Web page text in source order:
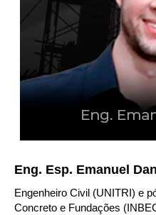
Eng. Esp. Emanuel
Engenheiro Civil (UNITRI) e
Concreto e Fundações